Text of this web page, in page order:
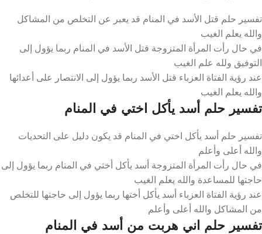
تفسير حلم قتل الأسد في المنام قد يعبر عن التخلص من المشاكل
والله يعلم الغيب
في حال رأت المرأة المتزوجة قتل الأسد في المنام ربما يؤول إلى
التوفيق ولله علم الغيب
عند رؤية الفتاة العزباء قتل الأسد ربما يؤول إلى الانتصار على أعدائها
والله يعلم الغيب
تفسير حلم أسد يأكل اختي في المنام
تفسير حلم أسد يأكل اختي في المنام قد يكون دليل على التحديات
والله أعلى وأعلم
في حال رأت المرأة المتزوجة أسد يأكل أختي في المنام ربما يؤول إلى
حاجتها للمساعدة والله يعلم الغيب
عند رؤية الفتاة العزباء أسد يأكل أختها ربما يؤول إلى حاجتها للتخلص
من المشاكل والله أعلى وأعلم
تفسير حلم اني هربت من أسد في المنام